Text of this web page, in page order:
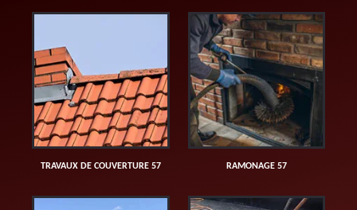
TRAVAUX DE COUVERTURE 57 RAMONAGE 57